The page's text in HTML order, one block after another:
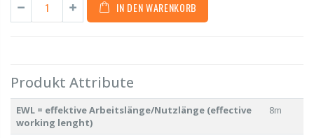
IN DEN WARENKORB
Produkt Attribute
EWL = effektive Arbeitslänge/Nutzlänge (effective
working lenght)
8m